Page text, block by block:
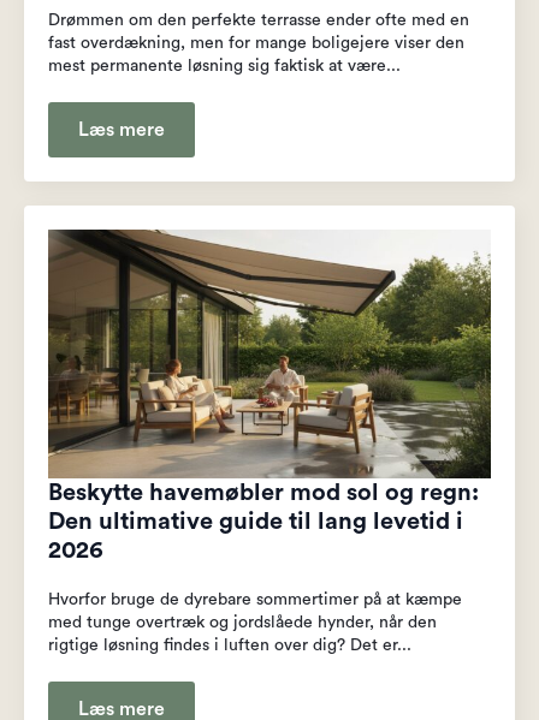
Drømmen om den perfekte terrasse ender ofte med en
fast overdækning, men for mange boligejere viser den
mest permanente løsning sig faktisk at være...
Læs mere
Beskytte havemøbler mod sol og regn:
Den ultimative guide til lang levetid i
2026
Hvorfor bruge de dyrebare sommertimer på at kæmpe
med tunge overtræk og jordslåede hynder, når den
rigtige løsning findes i luften over dig? Det er...
Læs mere